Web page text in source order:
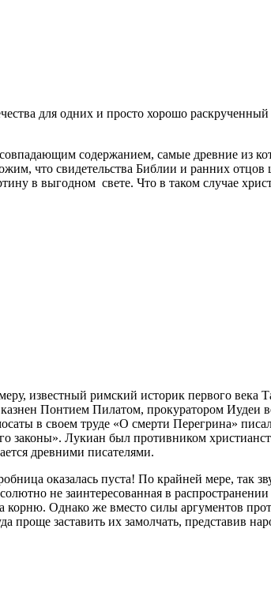
для одних и просто хорошо
содержанием, самые древние из
что свидетельства Библии и ранних отцов
в выгодном свете. Что в таком случае
известный римский историк первого века
Понтием Пилатом, прокуратором Иудеи
в своем труде «О смерти Перегрина»
законы». Лукиан был противником
древними писателями.
оказалась пуста! По крайней мере, так
не заинтересованная в
Однако же вместо силы аргументов
заставить их замолчать, представив